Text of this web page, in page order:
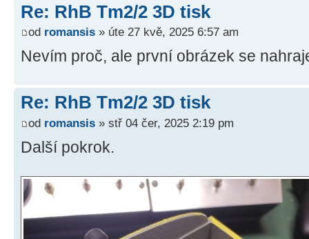
Re: RhB Tm2/2 3D tisk
od romansis » úte 27 kvě, 2025 6:57 am
Nevím proč, ale první obrázek se
Re: RhB Tm2/2 3D tisk
od romansis » stř 04 čer, 2025 2:19 pm
Další pokrok.